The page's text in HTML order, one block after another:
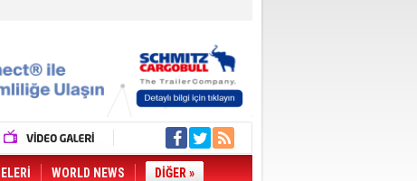
WORLD NEWS DİĞER »